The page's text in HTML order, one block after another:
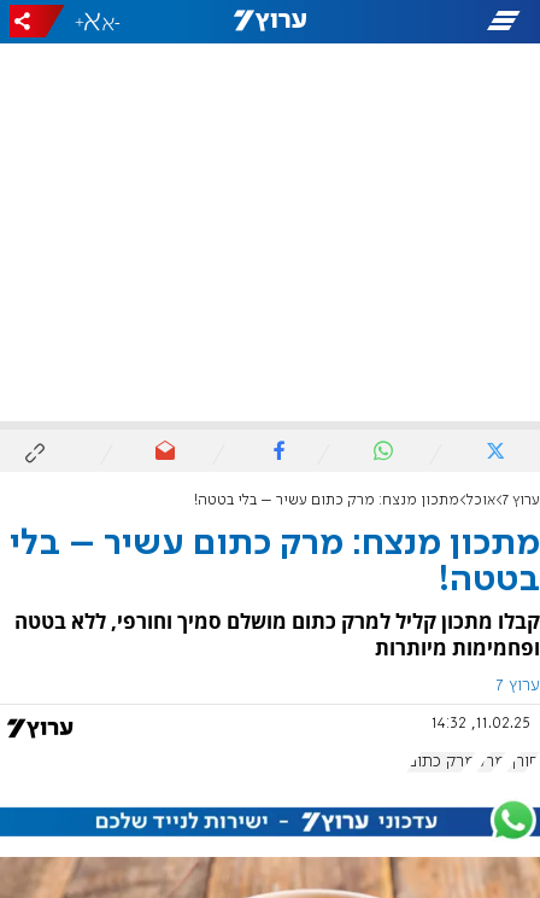
-
+
ערוץ 7 אוכל מתכון מנצח: מרק כתום עשיר – בלי בטטה!
מתכון מנצח: מרק כתום עשיר – בלי
בטטה!
קבלו מתכון קליל למרק כתום מושלם סמיך וחורפי, ללא בטטה
ופחמימות מיותרות
ערוץ 7
11.02.25, 14:32
חורף מרק מרק כתום